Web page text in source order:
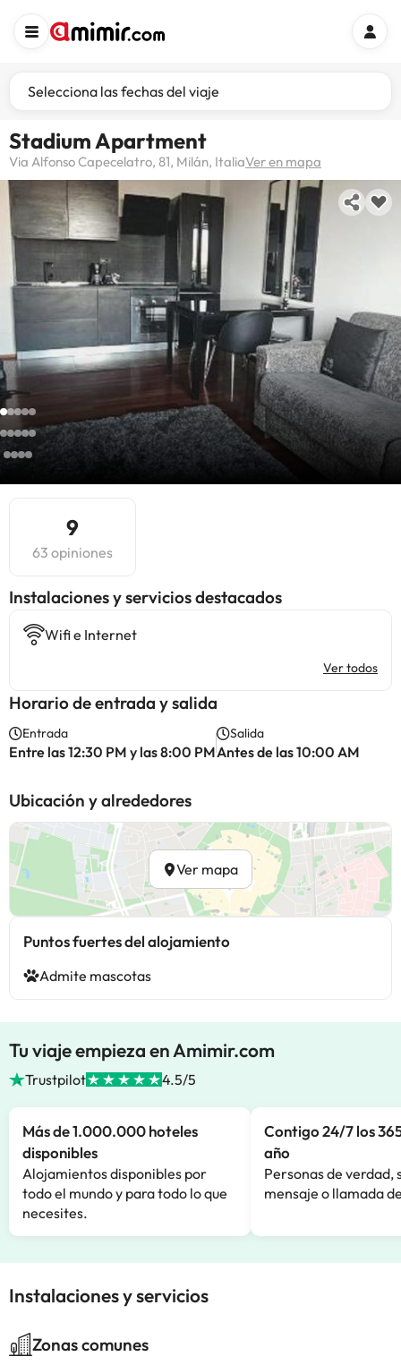
Selecciona las fechas del viaje
Stadium Apartment
Via Alfonso Capecelatro, 81, Milán, ItaliaVer en mapa
9
63 opiniones
Instalaciones y servicios destacados
Wifi e Internet
Ver todos
Horario de entrada y salida
Entrada
Entre las 12:30 PM y las 8:00 PM
Salida
Antes de las 10:00 AM
Ubicación y alrededores
Ver mapa
Puntos fuertes del alojamiento
Admite mascotas
Tu viaje empieza en Amimir.com
Trustpilot 4.5/5
Más de 1.000.000 hoteles
disponibles
Alojamientos disponibles por
todo el mundo y para todo lo que
necesites.
Contigo 24/7 los
año
Personas de verdad,
mensaje o llamada
Instalaciones y servicios
Zonas comunes